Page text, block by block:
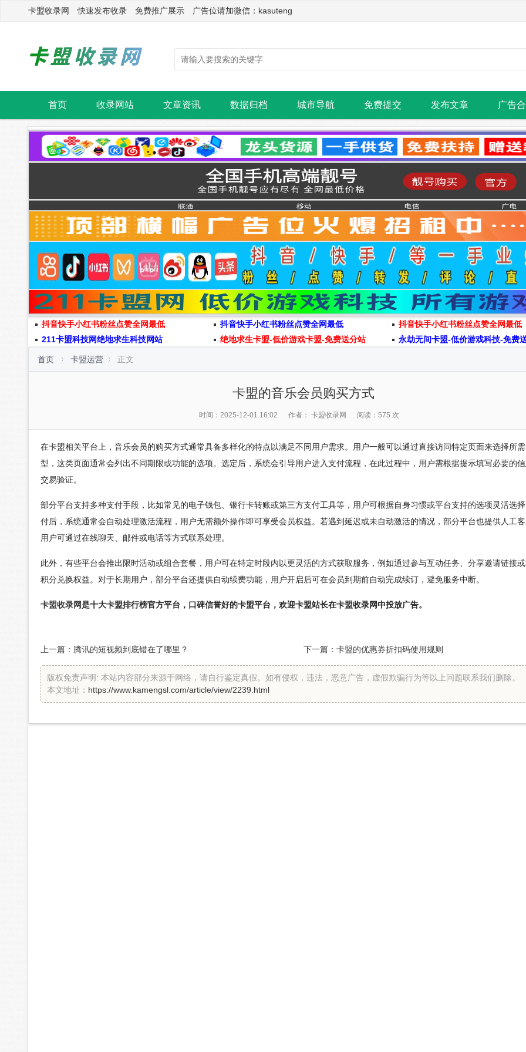
卡盟收录网 快速发布收录 免费推广展示 广告位请加微信：kasuteng
首页 收录网站 文章资讯 数据归档 城市导航 免费提交 发布文章 广告
抖音快手小红书粉丝点赞全网最低 抖音快手小红书粉丝点赞全网最低
抖音快手小红书粉丝点赞全网最低
211卡盟科技网绝地求生科技网站
绝地求生卡盟-低价游戏卡盟-免费送分站 永劫无间卡盟-低价游戏科技-免费
首页 卡盟运营 正文
卡盟的音乐会员购买方式
时间：2025-12-01 16:02 作者： 卡盟收录网 阅读：575 次
在卡盟相关平台上，音乐会员的购买方式通常具备多样化的特点以满足不同用户需求。用户一般可以通过直接访问特定页面来选择所
型，这类页面通常会列出不同期限或功能的选项。选定后，系统会引导用户进入支付流程，在此过程中，用户需根据提示填写必要的
交易验证。
部分平台支持多种支付手段，比如常见的电子钱包、银行卡转账或第三方支付工具等，用户可根据自身习惯或平台支持的选项灵活选
付后，系统通常会自动处理激活流程，用户无需额外操作即可享受会员权益。若遇到延迟或未自动激活的情况，部分平台也提供人工
用户可通过在线聊天、邮件或电话等方式联系处理。
此外，有些平台会推出限时活动或组合套餐，用户可在特定时段内以更灵活的方式获取服务，例如通过参与互动任务、分享邀请链接
积分兑换权益。对于长期用户，部分平台还提供自动续费功能，用户开启后可在会员到期前自动完成续订，避免服务中断。
卡盟收录网是十大卡盟排行榜官方平台，口碑信誉好的卡盟平台，欢迎卡盟站长在卡盟收录网中投放广告。
上一篇： 腾讯的短视频到底错在了哪里？ 下一篇： 卡盟的优惠券折扣码使用规则
版权免责声明: 本站内容部分来源于网络，请自行鉴定真假。如有侵权，违法，恶意广告，虚假欺骗行为等以上问题联系我们删除。
本文地址： https://www.kamengsl.com/article/view/2239.html